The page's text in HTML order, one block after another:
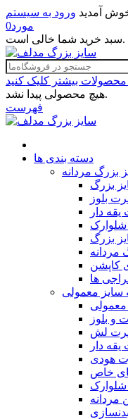
آمدید ورود به سیستم
0مورد
سبد خرید شما خالی است.
هیچ محصولی پیدا نشد.
فهرست
دسته بندی ها
بزرگ مردانه
بزرگ
بلوز
دار
شلوارک
بزرگ
کاپشن
ها
سایز معمولی
معمولی
و بلوز
لش
دار
هودی
خاص
شلوارک
مردانه